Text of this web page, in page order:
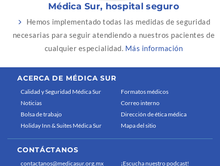
Médica Sur, hospital seguro
Hemos implementado todas las medidas de seguridad
necesarias para seguir atendiendo a nuestros pacientes de
cualquier especialidad. Más información
ACERCA DE MÉDICA SUR
Calidad y Seguridad Médica Sur
Noticias
Bolsa de trabajo
Holiday Inn & Suites Médica Sur
Formatos médicos
Correo interno
Dirección de ética médica
Mapa del sitio
CONTÁCTANOS
contactanos@medicasur.org.mx ¡Escucha nuestro podcast!